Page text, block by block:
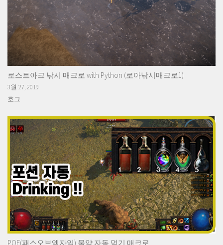
로스트아크 낚시 매크로 with Python (로아낚시매크로1)
3월 27, 2019
호그
POE(패스오브엑자일) 물약 자동 먹기 매크로